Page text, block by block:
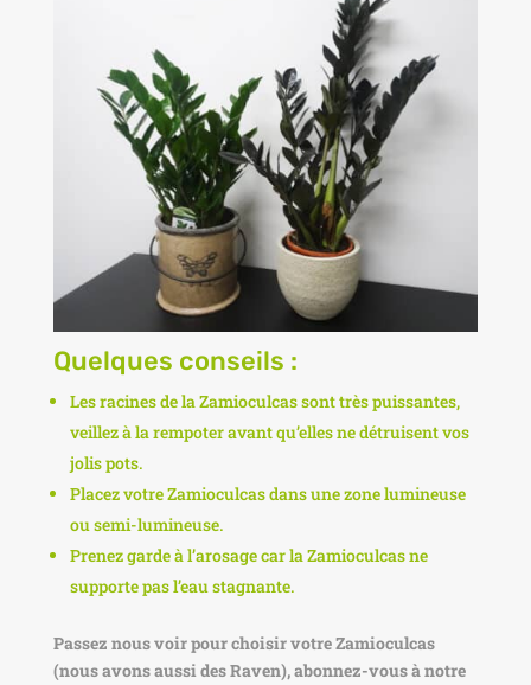
Quelques conseils :
Les racines de la Zamioculcas sont très puissantes,
veillez à la rempoter avant qu’elles ne détruisent vos
jolis pots.
Placez votre Zamioculcas dans une zone lumineuse
ou semi-lumineuse.
Prenez garde à l’arosage car la Zamioculcas ne
supporte pas l’eau stagnante.
Passez nous voir pour choisir votre Zamioculcas
(nous avons aussi des Raven), abonnez-vous à notre